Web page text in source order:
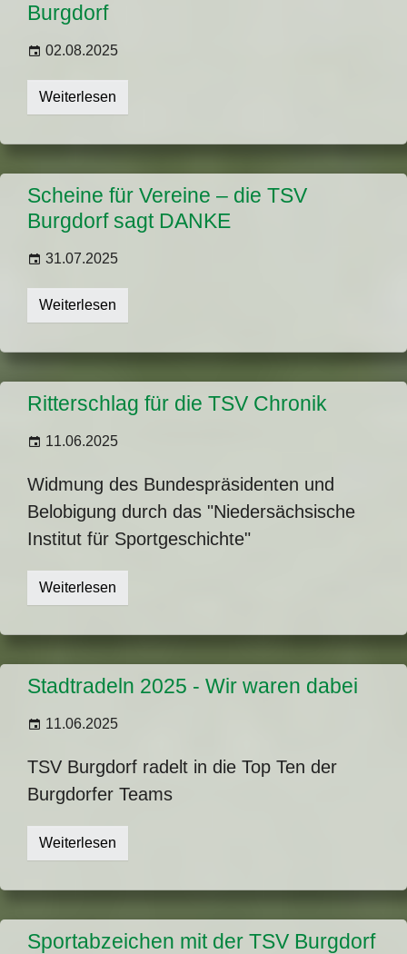
Burgdorf
02.08.2025
Weiterlesen
Scheine für Vereine – die TSV
Burgdorf sagt DANKE
31.07.2025
Weiterlesen
Ritterschlag für die TSV Chronik
11.06.2025
Widmung des Bundespräsidenten und
Belobigung durch das "Niedersächsische
Institut für Sportgeschichte"
Weiterlesen
Stadtradeln 2025 - Wir waren dabei
11.06.2025
TSV Burgdorf radelt in die Top Ten der
Burgdorfer Teams
Weiterlesen
Sportabzeichen mit der TSV Burgdorf